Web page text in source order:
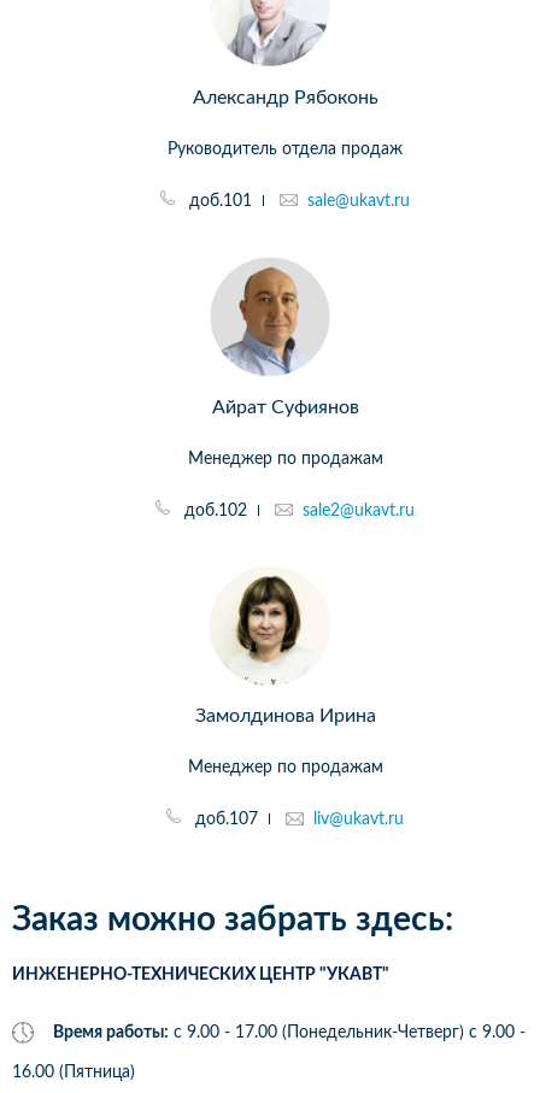
Александр Рябоконь
Руководитель отдела продаж
доб.101 sale@ukavt.ru
Айрат Суфиянов
Менеджер по продажам
доб.102 sale2@ukavt.ru
Замолдинова Ирина
Менеджер по продажам
доб.107 liv@ukavt.ru
Заказ можно забрать здесь:
ИНЖЕНЕРНО-ТЕХНИЧЕСКИХ ЦЕНТР "УКАВТ"
Время работы: с 9.00 - 17.00 (Понедельник-Четверг) c 9.00 -
16.00 (Пятница)